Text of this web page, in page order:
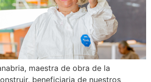
maestra de obra de la
beneficiaria de nuestros